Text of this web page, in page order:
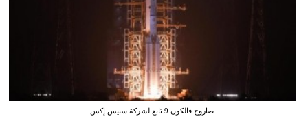
صاروخ فالكون 9 تابع لشركة سبيس إكس